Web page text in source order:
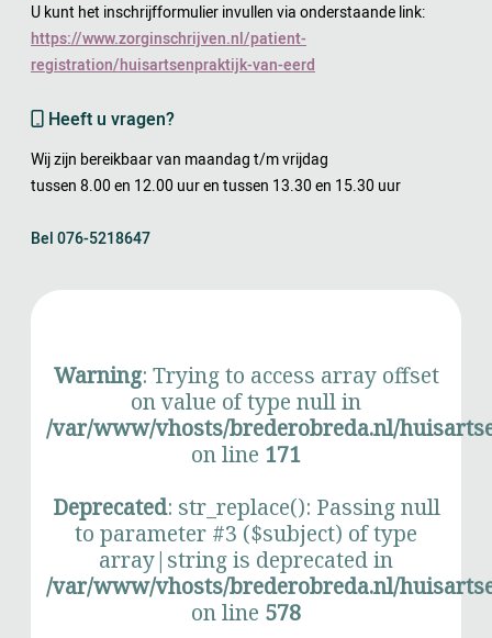
U kunt het inschrijfformulier invullen via onderstaande link:
https://www.zorginschrijven.nl/patient-
registration/huisartsenpraktijk-van-eerd
Heeft u vragen?
Wij zijn bereikbaar van maandag t/m vrijdag
tussen 8.00 en 12.00 uur en tussen 13.30 en 15.30 uur
Bel 076-5218647
Warning: Trying to access array offset
on value of type null in
/var/www/vhosts/brederobreda.nl/
on line 171
Deprecated: str_replace(): Passing null
to parameter #3 ($subject) of type
array|string is deprecated in
/var/www/vhosts/brederobreda.nl/
on line 578